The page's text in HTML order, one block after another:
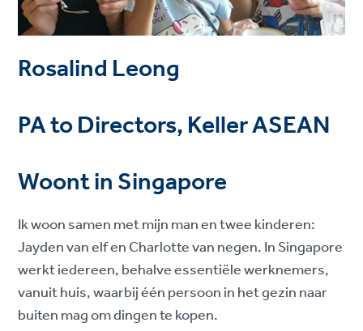
Rosalind Leong
PA to Directors, Keller ASEAN
Woont in Singapore
Ik woon samen met mijn man en twee kinderen:
Jayden van elf en Charlotte van negen. In Singapore
werkt iedereen, behalve essentiële werknemers,
vanuit huis, waarbij één persoon in het gezin naar
buiten mag om dingen te kopen.